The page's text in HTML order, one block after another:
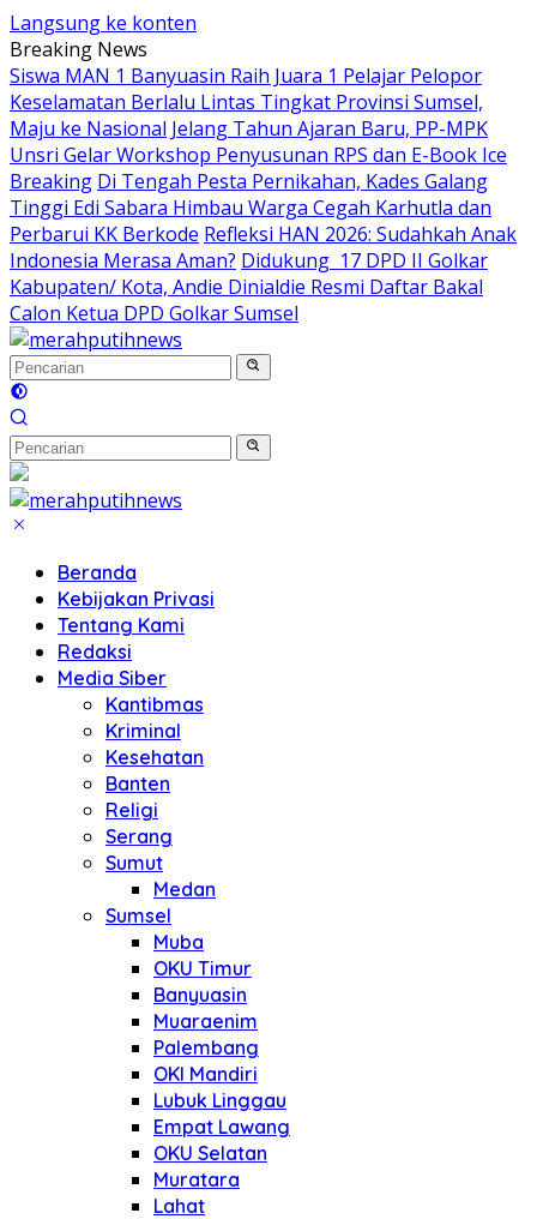
Langsung ke konten
Breaking News
Siswa MAN 1 Banyuasin Raih Juara 1 Pelajar Pelopor
Keselamatan Berlalu Lintas Tingkat Provinsi Sumsel,
Maju ke Nasional Jelang Tahun Ajaran Baru, PP-MPK
Unsri Gelar Workshop Penyusunan RPS dan E-Book Ice
Breaking Di Tengah Pesta Pernikahan, Kades Galang
Tinggi Edi Sabara Himbau Warga Cegah Karhutla dan
Perbarui KK Berkode Refleksi HAN 2026: Sudahkah Anak
Indonesia Merasa Aman? Didukung 17 DPD II Golkar
Kabupaten/ Kota, Andie Dinialdie Resmi Daftar Bakal
Calon Ketua DPD Golkar Sumsel
Beranda
Kebijakan Privasi
Tentang Kami
Redaksi
Media Siber
Kantibmas
Kriminal
Kesehatan
Banten
Religi
Serang
Sumut
Medan
Sumsel
Muba
OKU Timur
Banyuasin
Muaraenim
Palembang
OKI Mandiri
Lubuk Linggau
Empat Lawang
OKU Selatan
Muratara
Lahat